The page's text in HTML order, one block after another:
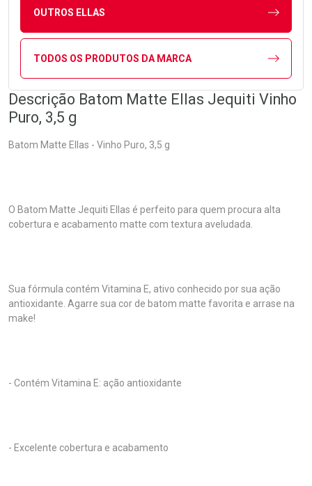
OUTROS ELLAS
TODOS OS PRODUTOS DA MARCA
Descrição Batom Matte Ellas Jequiti Vinho
Puro, 3,5 g
Batom Matte Ellas - Vinho Puro, 3,5 g
O Batom Matte Jequiti Ellas é perfeito para quem procura alta
cobertura e acabamento matte com textura aveludada.
Sua fórmula contém Vitamina E, ativo conhecido por sua ação
antioxidante. Agarre sua cor de batom matte favorita e arrase na
make!
- Contém Vitamina E: ação antioxidante
- Excelente cobertura e acabamento